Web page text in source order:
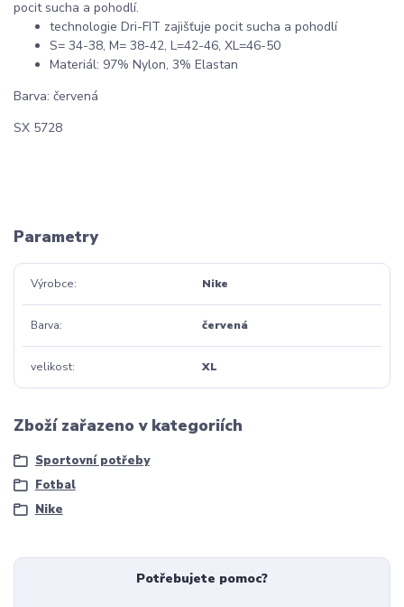
pocit sucha a pohodlí.
technologie Dri-FIT zajišťuje pocit sucha a pohodlí
S= 34-38, M= 38-42, L=42-46, XL=46-50
Materiál: 97% Nylon, 3% Elastan
Barva: červená
SX 5728
Parametry
Výrobce Nike
Barva červená
velikost XL
Zboží zařazeno v kategoriích
Sportovní potřeby
Fotbal
Nike
Potřebujete pomoc?